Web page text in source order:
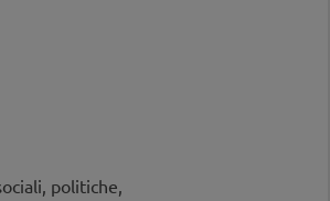
politiche,